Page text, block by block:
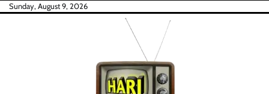
SkipSunday, August 9, 2026